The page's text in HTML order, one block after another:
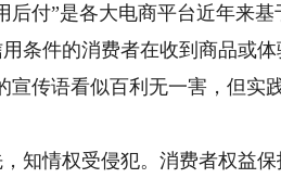
付”是各大电商平台近年来基
条件的消费者在收到商品或
宣传语看似百利无一害，但实
情权受侵犯。消费者权益保